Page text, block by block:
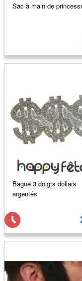
Sac à main de
Bague 3 doigts dollars
argentés